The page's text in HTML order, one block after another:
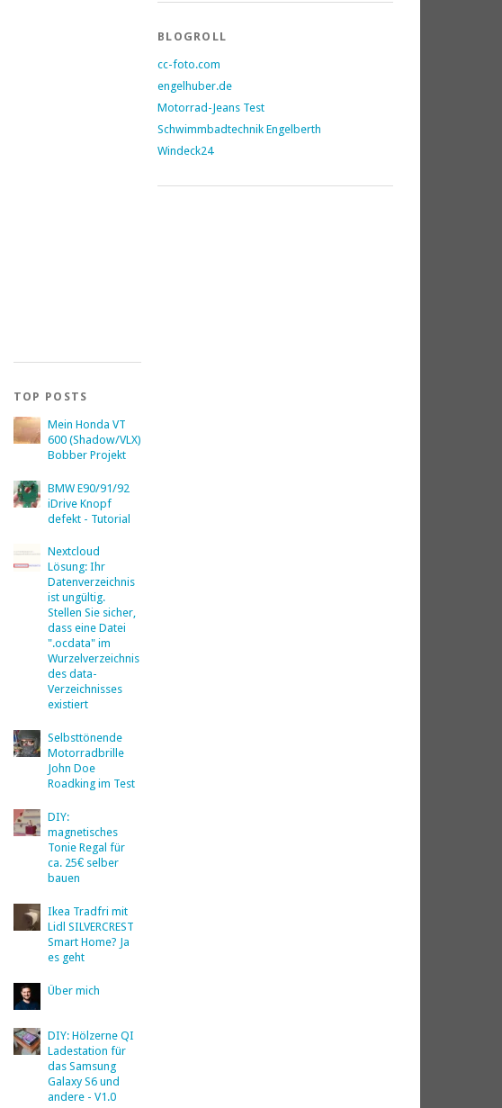
TOP POSTS
Mein Honda VT
600 (Shadow/VLX)
Bobber Projekt
BMW E90/91/92
iDrive Knopf
defekt - Tutorial
Nextcloud
Lösung: Ihr
Datenverzeichnis
ist ungültig.
Stellen Sie sicher,
dass eine Datei
".ocdata" im
Wurzelverzeichnis
des data-
Verzeichnisses
existiert
Selbsttönende
Motorradbrille
John Doe
Roadking im Test
DIY:
magnetisches
Tonie Regal für
ca. 25€ selber
bauen
Ikea Tradfri mit
Lidl SILVERCREST
Smart Home? Ja
es geht
Über mich
DIY: Hölzerne QI
Ladestation für
das Samsung
Galaxy S6 und
andere - V1.0
BLOGROLL
cc-foto.com
engelhuber.de
Motorrad-Jeans Test
Schwimmbadtechnik Engelberth
Windeck24